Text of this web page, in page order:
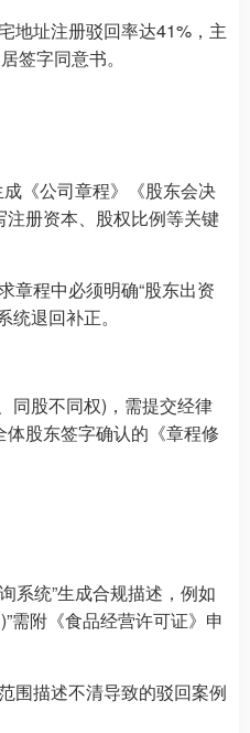
地址注册驳回率达41%，主
签字同意书。
成《公司章程》《股东会决
册资本、股权比例等关键
章程中必须明确“股东出资
退回补正。
同股不同权)，需提交经律
股东签字确认的《章程修
系统”生成合规描述，例如
需附《食品经营许可证》申
围描述不清导致的驳回案例